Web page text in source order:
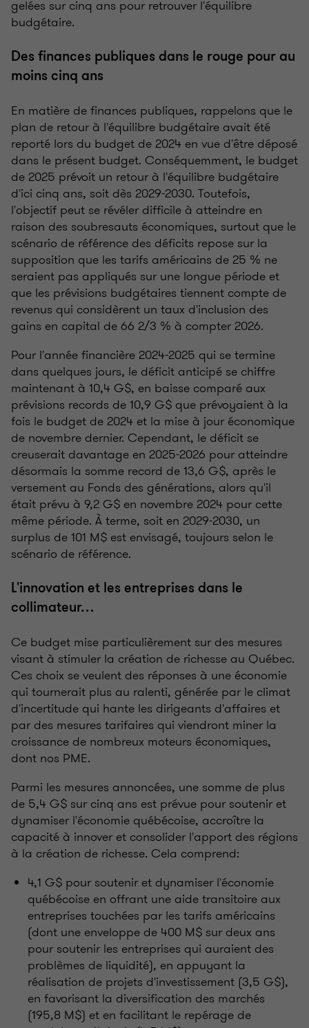
gelées sur cinq ans pour retrouver l'équilibre
budgétaire.
Des finances publiques dans le rouge pour au
moins cinq ans
En matière de finances publiques, rappelons que le
plan de retour à l'équilibre budgétaire avait été
reporté lors du budget de 2024 en vue d'être déposé
dans le présent budget. Conséquemment, le budget
de 2025 prévoit un retour à l'équilibre budgétaire
d'ici cinq ans, soit dès 2029-2030. Toutefois,
l'objectif peut se révéler difficile à atteindre en
raison des soubresauts économiques, surtout que le
scénario de référence des déficits repose sur la
supposition que les tarifs américains de 25 % ne
seraient pas appliqués sur une longue période et
que les prévisions budgétaires tiennent compte de
revenus qui considèrent un taux d'inclusion des
gains en capital de 66 2/3 % à compter 2026.
Pour l'année financière 2024-2025 qui se termine
dans quelques jours, le déficit anticipé se chiffre
maintenant à 10,4 G$, en baisse comparé aux
prévisions records de 10,9 G$ que prévoyaient à la
fois le budget de 2024 et la mise à jour économique
de novembre dernier. Cependant, le déficit se
creuserait davantage en 2025-2026 pour atteindre
désormais la somme record de 13,6 G$, après le
versement au Fonds des générations, alors qu'il
était prévu à 9,2 G$ en novembre 2024 pour cette
même période. À terme, soit en 2029-2030, un
surplus de 101 M$ est envisagé, toujours selon le
scénario de référence.
L'innovation et les entreprises dans le
collimateur…
Ce budget mise particulièrement sur des mesures
visant à stimuler la création de richesse au Québec.
Ces choix se veulent des réponses à une économie
qui tournerait plus au ralenti, générée par le climat
d'incertitude qui hante les dirigeants d'affaires et
par des mesures tarifaires qui viendront miner la
croissance de nombreux moteurs économiques,
dont nos PME.
Parmi les mesures annoncées, une somme de plus
de 5,4 G$ sur cinq ans est prévue pour soutenir et
dynamiser l'économie québécoise, accroître la
capacité à innover et consolider l'apport des régions
à la création de richesse. Cela comprend:
4,1 G$ pour soutenir et dynamiser l'économie
québécoise en offrant une aide transitoire aux
entreprises touchées par les tarifs américains
(dont une enveloppe de 400 M$ sur deux ans
pour soutenir les entreprises qui auraient des
problèmes de liquidité), en appuyant la
réalisation de projets d'investissement (3,5 G$),
en favorisant la diversification des marchés
(195,8 M$) et en facilitant le repérage de